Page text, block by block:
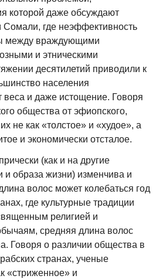
которой даже обсуждают
где неэффективность
между враждующими
и этническими
десятилетий приводили к
населения
веса и даже истощение. Говоря
общества от эфиопского,
не как «толстое» и «худое», а
и экономически отсталое.
(как и на другие
образа жизни) изменчива и
волос может колебаться год
где культурные традиции
религией и
средняя длина волос
Говоря о различии общества в
странах, ученые
«стриженное» и